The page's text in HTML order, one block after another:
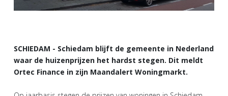
SCHIEDAM - Schiedam blijft de gemeente in Nederland
waar de huizenprijzen het hardst stegen. Dit meldt
Ortec Finance in zijn Maandalert Woningmarkt.